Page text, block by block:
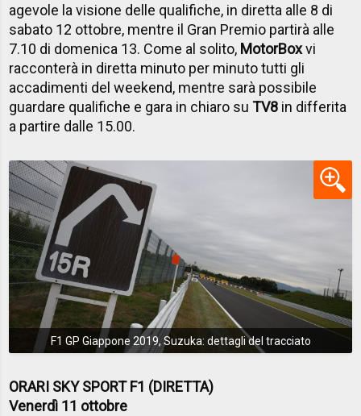
agevole la visione delle qualifiche, in diretta alle 8 di
sabato 12 ottobre, mentre il Gran Premio partirà alle
7.10 di domenica 13. Come al solito, MotorBoxvi
racconterà in diretta minuto per minuto tutti gli
accadimenti del weekend, mentre sarà possibile
guardare qualifiche e gara in chiaro suTV8 in differita
a partire dalle 15.00.
F1 GP Giappone 2019, Suzuka: dettagli del tracciato
ORARI SKY SPORT F1 (DIRETTA)
Venerdì 11 ottobre